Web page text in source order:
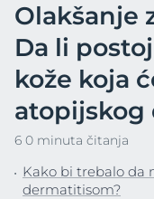
Olakšanje
Da li
kože koja
atopijskog
6 0 minuta čitanja
Kako bi trebalo da
dermatitisom?